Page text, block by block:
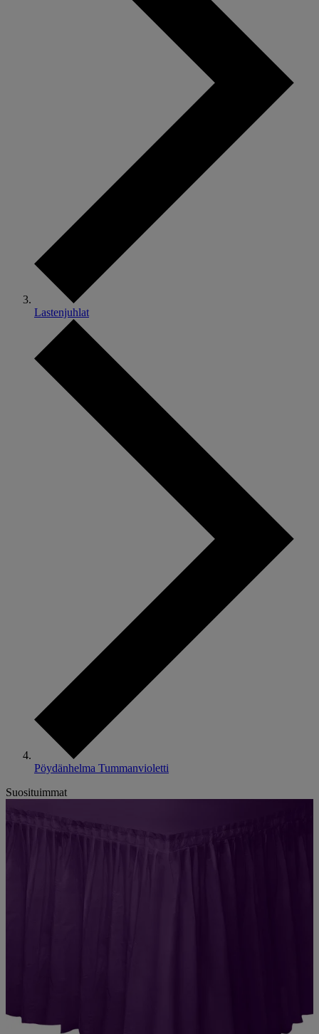
Lastenjuhlat
Pöydänhelma Tummanvioletti
Suosituimmat